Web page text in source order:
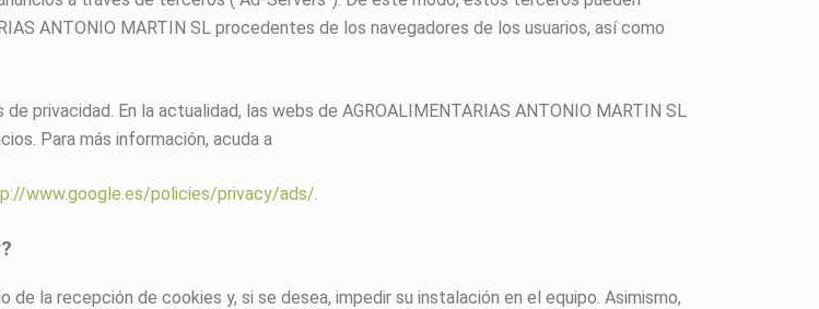
ANTONIO MARTIN SL procedentes de los navegadores de los usuarios, así como
privacidad. En la actualidad, las webs de AGROALIMENTARIAS ANTONIO MARTIN SL
Para más información, acuda a
www.google.es/policies/privacy/ads/.
la recepción de cookies y, si se desea, impedir su instalación en el equipo. Asimismo,